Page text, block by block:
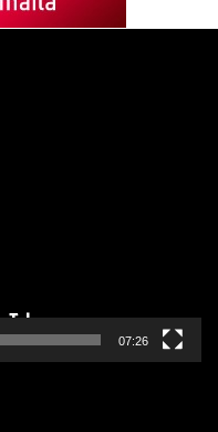
07:26